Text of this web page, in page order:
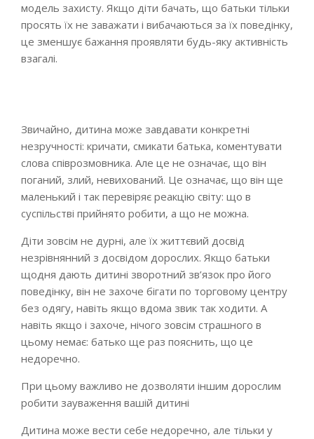
модель захисту. Якщо діти бачать, що батьки тільки
просять їх не заважати і вибачаються за їх поведінку,
це зменшує бажання проявляти будь-яку активність
взагалі.
Звичайно, дитина може завдавати конкретні
незручності: кричати, смикати батька, коментувати
слова співрозмовника. Але це не означає, що він
поганий, злий, невихований. Це означає, що він ще
маленький і так перевіряє реакцію світу: що в
суспільстві прийнято робити, а що не можна.
Діти зовсім не дурні, але їх життєвий досвід
незрівнянний з досвідом дорослих. Якщо батьки
щодня дають дитині зворотний зв’язок про його
поведінку, він не захоче бігати по торговому центру
без одягу, навіть якщо вдома звик так ходити. А
навіть якщо і захоче, нічого зовсім страшного в
цьому немає: батько ще раз пояснить, що це
недоречно.
При цьому важливо не дозволяти іншим дорослим
робити зауваження вашій дитині
Дитина може вести себе недоречно, але тільки у